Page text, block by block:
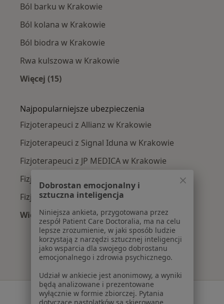
Ból barku w Krakowie
Ból kolana w Krakowie
Ból biodra w Krakowie
Rwa kulszowa w Krakowie
Więcej (15)
Najpopularniejsze ubezpieczenia
Fizjoterapeuci z Allianz w Krakowie
Fizjoterapeuci z Signal Iduna w Krakowie
Fizjoterapeuci z JP MEDICA w Krakowie
Fizjoterapeuci z TU Zdrowie w Krakowie
Fizjoterapeuci z Świat Zdrowia w Krakowie
Więcej (11)
Więcej w kategorii: Najpopularniejsze
Serwis
Dobrostan emocjonalny i
sztuczna inteligencja
Niniejsza ankieta, przygotowana przez
zespół Patient Care Doctoralia, ma na celu
lepsze zrozumienie, w jaki sposób ludzie
korzystają z narzędzi sztucznej inteligencji
jako wsparcia dla swojego dobrostanu
emocjonalnego i zdrowia psychicznego.
Udział w ankiecie jest anonimowy, a wyniki
będą analizowane i prezentowane
wyłącznie w formie zbiorczej. Pytania